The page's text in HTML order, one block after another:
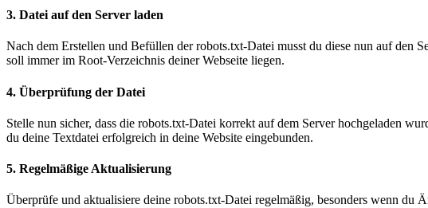
3. Datei auf den Server laden
Nach dem Erstellen und Befüllen der robots.txt-Datei musst du diese nun auf den
soll immer im Root-Verzeichnis deiner Webseite liegen.
4. Überprüfung der Datei
Stelle nun sicher, dass die robots.txt-Datei korrekt auf dem Server hochgeladen
du deine Textdatei erfolgreich in deine Website eingebunden.
5. Regelmäßige Aktualisierung
Überprüfe und aktualisiere deine robots.txt-Datei regelmäßig, besonders wenn du